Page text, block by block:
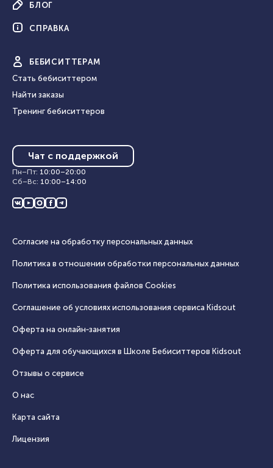
БЛОГ
СПРАВКА
БЕБИ СИТТЕРАМ
Стать бебиситтером
Найти заказы
Тренинг бебиситтеров
Чат с поддержкой
Пн–Пт: 10:00–20:00
Сб–Вс: 10:00–14:00
Согласие на обработку персональных данных
Политика в отношении обработки персональных данных
Политика использования файлов Cookies
Соглашение об условиях использования сервиса Кidsout
Оферта на онлайн‑занятия
Оферта для обучающихся в Школе Бебиситтеров Kidsout
Отзывы о сервисе
О нас
Карта сайта
Лицензия